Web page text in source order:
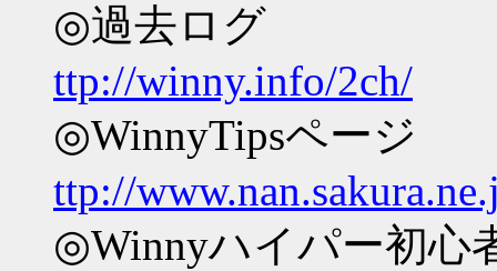
◎過去ログ
ttp://winny.info/2ch/
◎WinnyTipsページ
ttp://
◎Winnyハイパー初心